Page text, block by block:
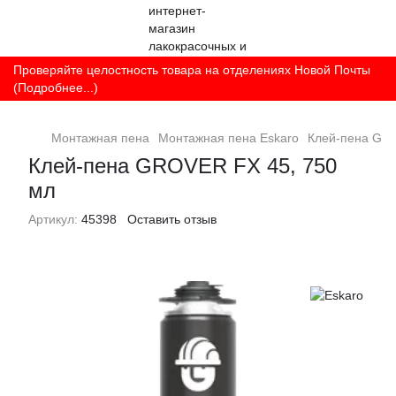
Проверяйте целостность товара на отделениях Новой Почты
(Подробнее...)
Монтажная пена Монтажная пена Eskaro Клей-пена
Клей-пена GROVER FX 45, 750
мл
Артикул: 45398 Оставить отзыв